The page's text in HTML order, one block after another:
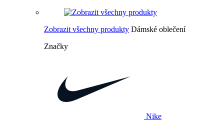
Zobrazit všechny produkty Dámské oblečení
Značky
Nike